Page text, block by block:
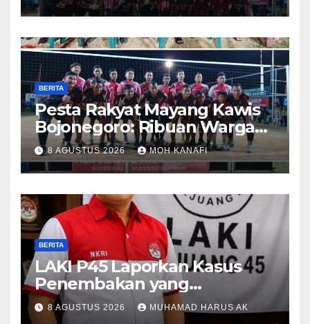
BERITA
​Pesta Rakyat Mayang Kawis
Bojonegoro: Ribuan Warga
Tumplek Blek Saksikan Final
Voli, Kades 3 Periode Dipuji
Setinggi Langit
8 AGUSTUS 2026 MOH KANAFI
BERITA
LAKI P45 Laporkan Kasus
Penembakan yang
Tewaskan Terduga Pencuri
Durian oleh Oknum Pegawai
8 AGUSTUS 2026 MUHAMAD HARUS AK